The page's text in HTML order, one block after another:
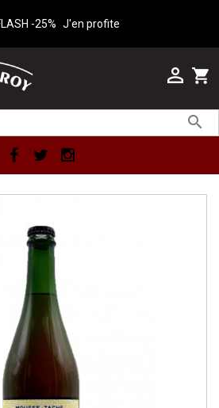
-25% J'en profite
shopping_cart


Facebook